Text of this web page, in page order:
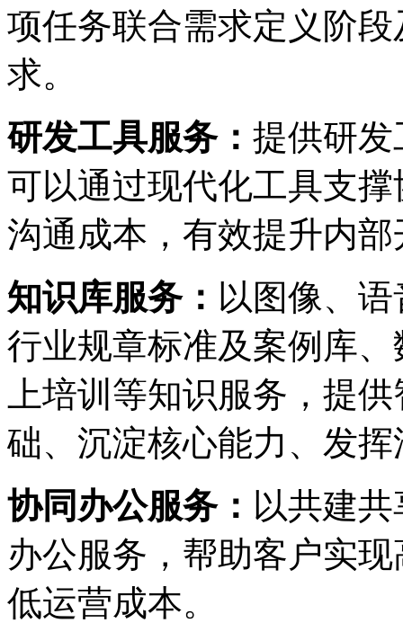
项任务联合需求定义阶
求。
研发工具服务： 提供研发
可以通过现代化工具支撑协
沟通成本，有效提升内
知识库服务： 以图像、
行业规章标准及案例库
上培训等知识服务，提
础、沉淀核心能力、
协同办公服务： 以共建共
办公服务，帮助客户实现
低运营成本。